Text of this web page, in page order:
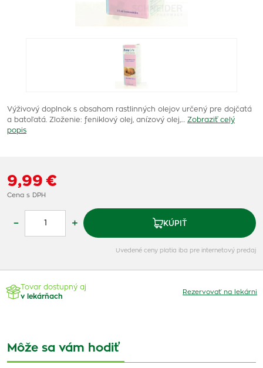
Výživový doplnok s obsahom rastlinných olejov určený pre dojčatá
a batoľatá. Zloženie: feniklový olej, anízový olej,…
Zobraziť celý
popis
9,99 €
Cena s DPH
– + KÚPIŤ
Uvedené ceny platia iba pre internetový predaj
Tovar dostupný aj
v lekárňach
Rezervovať na lekárni
Môže sa vám hodiť